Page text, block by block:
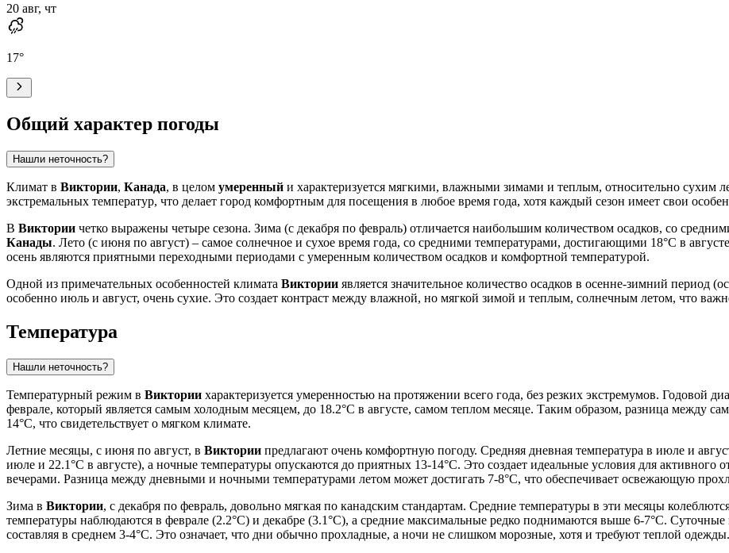
20 авг, чт
17°
Общий характер погоды
Нашли неточность?
Климат в Виктории, Канада, в целом умеренный и характеризуется мягкими, влажными зимами и теплым, относительно сухим
экстремальных температур, что делает город комфортным для посещения в любое время года, хотя каждый сезон имеет свои
В Виктории четко выражены четыре сезона. Зима (с декабря по февраль) отличается наибольшим количеством осадков, со
Канады. Лето (с июня по август) – самое солнечное и сухое время года, со средними температурами, достигающими 18°C в
осень являются приятными переходными периодами с умеренным количеством осадков и комфортной температурой.
Одной из примечательных особенностей климата Виктории является значительное количество осадков в осенне-зимний период
особенно июль и август, очень сухие. Это создает контраст между влажной, но мягкой зимой и теплым, солнечным летом, что
Температура
Нашли неточность?
Температурный режим в Виктории характеризуется умеренностью на протяжении всего года, без резких экстремумов. Годовой
феврале, который является самым холодным месяцем, до 18.2°C в августе, самом теплом месяце. Таким образом, разница между
14°C, что свидетельствует о мягком климате.
Летние месяцы, с июня по август, в Виктории предлагают очень комфортную погоду. Средняя дневная температура в июле и
июле и 22.1°C в августе), а ночные температуры опускаются до приятных 13-14°C. Это создает идеальные условия для
вечерами. Разница между дневными и ночными температурами летом может достигать 7-8°C, что обеспечивает освежающую
Зима в Виктории, с декабря по февраль, довольно мягкая по канадским стандартам. Средние температуры в эти месяцы
температуры наблюдаются в феврале (2.2°C) и декабре (3.1°C), а средние максимальные редко поднимаются выше 6-7°C.
составляя в среднем 3-4°C. Это означает, что дни обычно прохладные, а ночи не слишком морозные, хотя и требуют теплой одежды.